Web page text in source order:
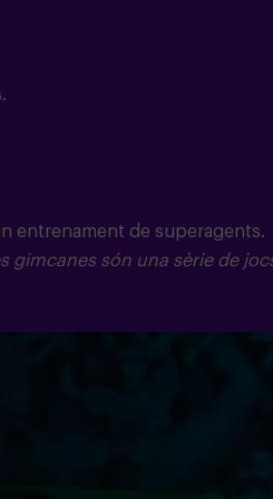
entrenament de superagents.
gimcanes són una sèrie de